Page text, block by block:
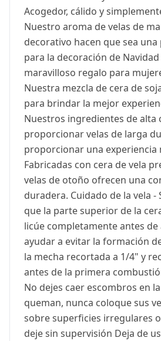
Acogedor, cálido y
Nuestro aroma de velas de
decorativo hacen que sea una
para la decoración de
maravilloso regalo para
Nuestra mezcla de cera de
para brindar la mejor
Nuestros ingredientes de alta
proporcionar velas de larga
proporcionar una experiencia
Fabricadas con cera de vela
velas de otoño ofrecen una
duradera. Cuidado de la vela
que la parte superior de la
licúe completamente antes
ayudar a evitar la formación
la mecha recortada a 1/4" y
antes de la primera
No dejes caer escombros en
queman, nunca coloque sus
sobre superficies irregulares
deje sin supervisión Deja de